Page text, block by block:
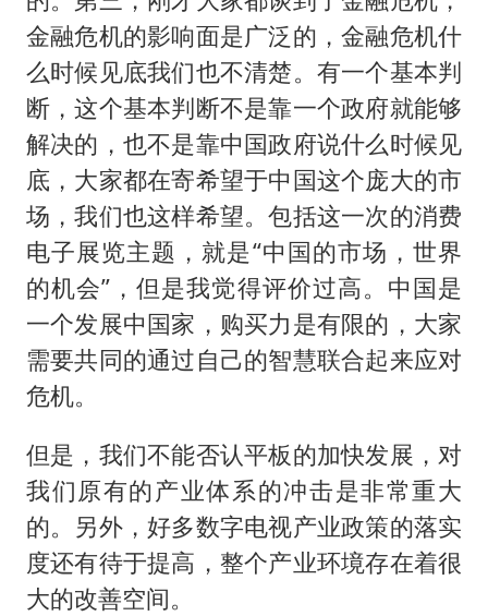
金融危机的影响面是广泛的，金融危机什
么时候见底我们也不清楚。有一个基本判
断，这个基本判断不是靠一个政府就能够
解决的，也不是靠中国政府说什么时候见
底，大家都在寄希望于中国这个庞大的市
场，我们也这样希望。包括这一次的消费
电子展览主题，就是“中国的市场，世界
的机会”，但是我觉得评价过高。中国是
一个发展中国家，购买力是有限的，大家
需要共同的通过自己的智慧联合起来应对
危机。
但是，我们不能否认平板的加快发展，对
我们原有的产业体系的冲击是非常重大
的。另外，好多数字电视产业政策的落实
度还有待于提高，整个产业环境存在着很
大的改善空间。